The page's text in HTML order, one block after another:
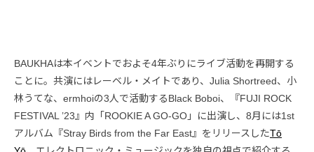
BAUKHAは本イベントでおよそ4年ぶりにライブ活動を再開する
ことに。共演にはレーベル・メイトであり、Julia Shortreed、小
林うてな、ermhoiの3人で活動するBlack Boboi、『FUJI ROCK
FESTIVAL ’23』内「ROOKIE A GO-GO」に出演し、8月には1st
アルバム『Stray Birds from the Far East』をリリースしたTō